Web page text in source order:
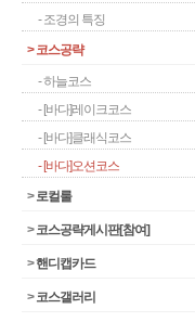
- 조경의 특징
>코스공략
- 하늘코스
- [바다]레이크코스
- [바다]클래식코스
- [바다]오션코스
>로컬룰
>코스공략게시판[참여]
>핸디캡카드
>코스갤러리